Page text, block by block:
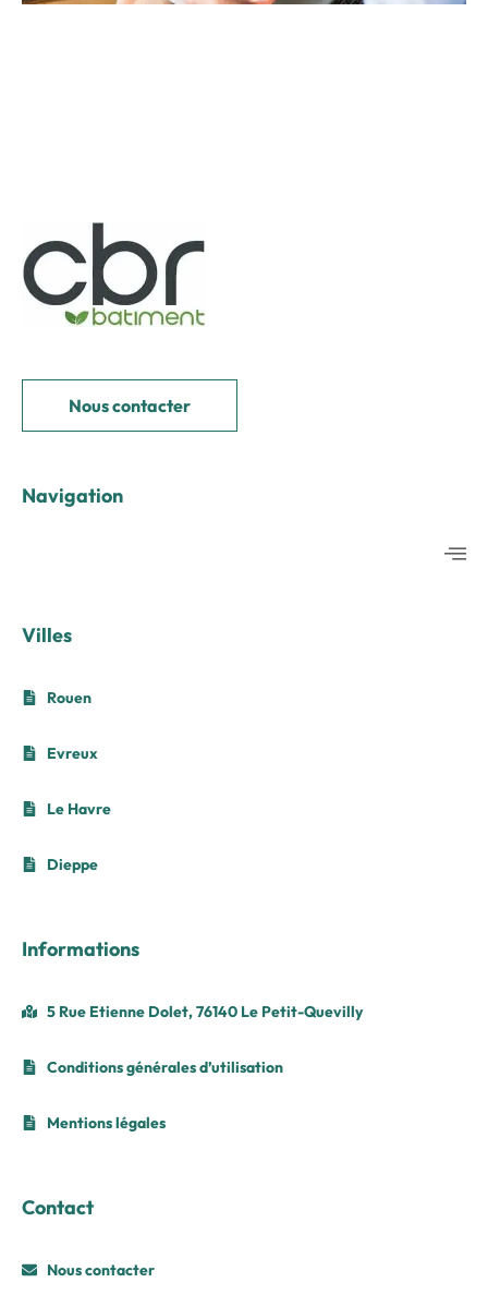
Nous contacter
Navigation
Villes
Rouen
Evreux
Le Havre
Dieppe
Informations
5 Rue Etienne Dolet, 76140 Le Petit-Quevilly
Conditions générales d’utilisation
Mentions légales
Contact
Nous contacter